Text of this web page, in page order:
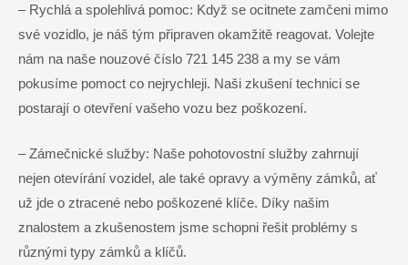
– Rychlá a spolehlivá pomoc: Když se ocitnete zamčeni mimo
své vozidlo, je náš tým připraven okamžitě reagovat. Volejte
nám na naše nouzové číslo 721 145 238 a my se vám
pokusíme pomoct co nejrychleji. Naši zkušení technici se
postarají o otevření vašeho vozu bez poškození.
– Zámečnické služby: Naše pohotovostní služby zahrnují
nejen otevírání vozidel, ale také opravy a výměny zámků, ať
už jde o ztracené nebo poškozené klíče. Díky našim
znalostem a zkušenostem jsme schopni řešit problémy s
různými typy zámků a klíčů.